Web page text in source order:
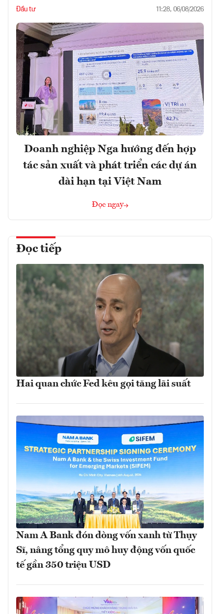
Đầu tư 11:28, 06/08/2026
Doanh nghiệp Nga hướng đến hợp
tác sản xuất và phát triển các dự án
dài hạn tại Việt Nam
Đọc ngay
Đọc tiếp
Hai quan chức Fed kêu gọi tăng lãi suất
Nam A Bank đón dòng vốn xanh từ Thụy
Sĩ, nâng tổng quy mô huy động vốn quốc
tế gần 350 triệu USD